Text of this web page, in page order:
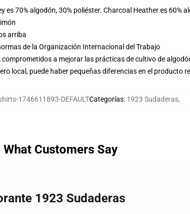
70% algodón, 30% poliéster. Charcoal Heather es 60%
arriba
de la Organización Internacional del Trabajo
a mejorar las prácticas de cultivo de
local, puede haber pequeñas diferencias en el producto
1746611893-DEFAULTCategorías: 1923 Sudaderas,
What Customers Say
1923 Sudaderas